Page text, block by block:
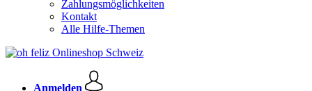
Zahlungsmöglichkeiten
Kontakt
Alle Hilfe-Themen
Anmelden